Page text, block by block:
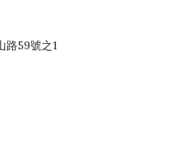
路59號之1